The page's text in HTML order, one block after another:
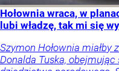
Hołownia wraca, w
lubi władzę, tak mi się
Szymon Hołownia
Donalda Tuska,